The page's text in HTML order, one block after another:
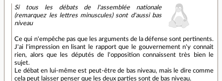
Si tous les débats de l'assemblée nationale
(remarquez les lettres minuscules) sont d'aussi bas
niveau
Ce qui n'empêche pas que les arguments de la défense sont pertinents.
J'ai l'impression en lisant le rapport que le gouvernement n'y connait
rien, alors que les députés de l'opposition connaissent très bien le
sujet.
Le débat en lui-même est peut-être de bas niveau, mais le dire comme
cela peut laisser penser que les deux parties sont de bas niveau.